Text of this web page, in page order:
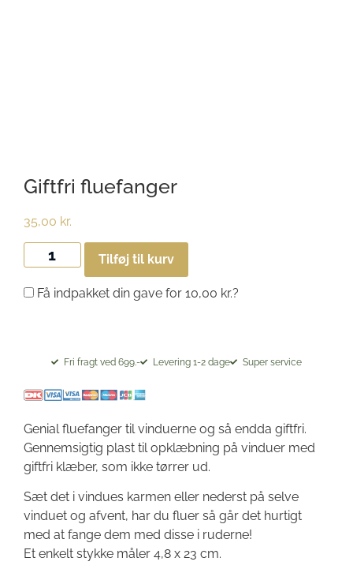
Giftfri fluefanger
35,00 kr.
Tilføj til kurv
Få indpakket din gave for 10,00 kr.?
Fri fragt ved 699.- Levering 1-2 dage Super service
Genial fluefanger til vinduerne og så endda giftfri.
Gennemsigtig plast til opklæbning på vinduer med
giftfri klæber, som ikke tørrer ud.
Sæt det i vindues karmen eller nederst på selve
vinduet og afvent, har du fluer så går det hurtigt
med at fange dem med disse i ruderne!
Et enkelt stykke måler 4,8 x 23 cm.